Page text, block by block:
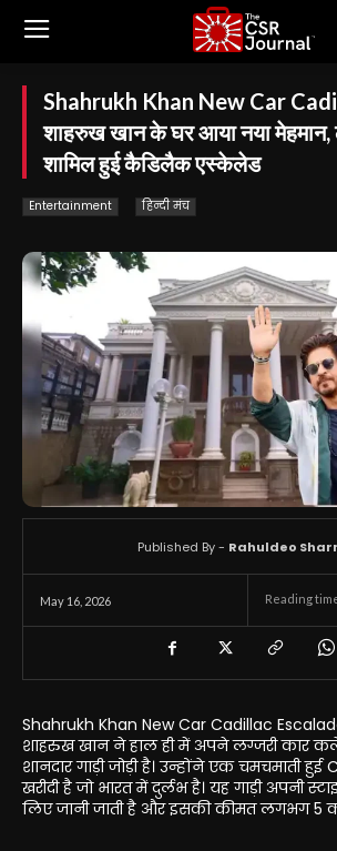
Shahrukh Khan New Car
शाहरुख खान के घर आया नया मेहमान,
शामिल हुई कैडिलैक एस्केलेड
Entertainment हिन्दी मंच
May 16, 2026 Reading
Published By - Rahuldeo
Shahrukh Khan New Car Cadillac
शाहरुख खान ने हाल ही में अपने लग्जरी कार
शानदार गाड़ी जोड़ी है। उन्होंने एक चमचमाती
खरीदी है जो भारत में दुर्लभ है। यह गाड़ी अपनी
लिए जानी जाती है और इसकी कीमत लगभग 5